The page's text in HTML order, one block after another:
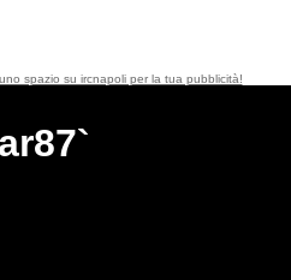
spazio su ircnapoli per la tua pubblicità!